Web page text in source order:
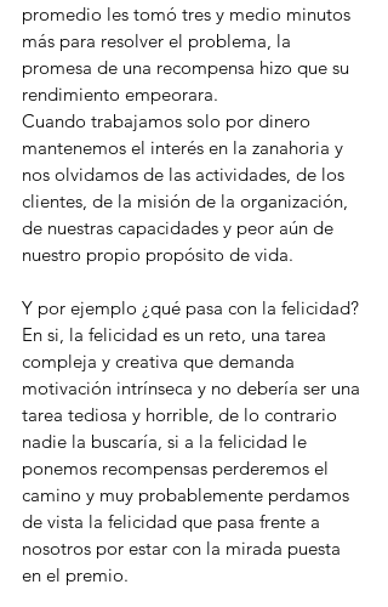
promedio les tomó tres y medio minutos
más para resolver el problema, la
promesa de una recompensa hizo que su
rendimiento empeorara.
Cuando trabajamos solo por dinero
mantenemos el interés en la zanahoria y
nos olvidamos de las actividades, de los
clientes, de la misión de la organización,
de nuestras capacidades y peor aún de
nuestro propio propósito de vida.
Y por ejemplo ¿qué pasa con la felicidad?
En si, la felicidad es un reto, una tarea
compleja y creativa que demanda
motivación intrínseca y no debería ser una
tarea tediosa y horrible, de lo contrario
nadie la buscaría, si a la felicidad le
ponemos recompensas perderemos el
camino y muy probablemente perdamos
de vista la felicidad que pasa frente a
nosotros por estar con la mirada puesta
en el premio.